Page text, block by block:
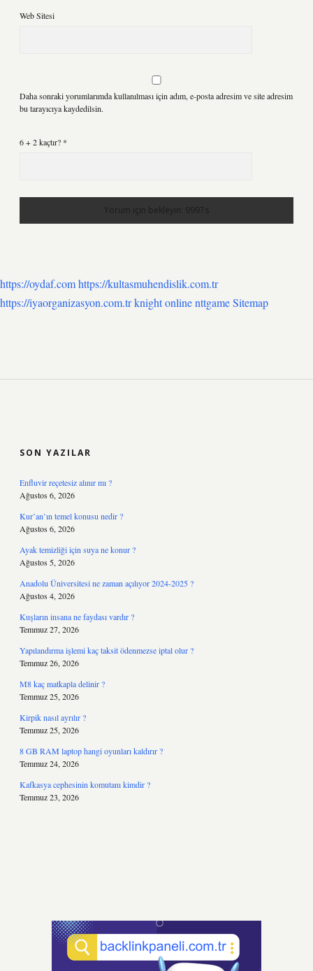
Web Sitesi
Daha sonraki yorumlarımda kullanılması için adım, e-posta adresim ve site adresim
bu tarayıcıya kaydedilsin.
6 + 2 kaçtır? *
https://oydaf.comhttps://kultasmuhendislik.com.tr
https://iyaorganizasyon.com.trknight onlinenttgameSitemap
SON YAZILAR
Enfluvir reçetesiz alınır mı ?
Ağustos 6, 2026
Kur’an’ın temel konusu nedir ?
Ağustos 6, 2026
Ayak temizliği için suya ne konur ?
Ağustos 5, 2026
Anadolu Üniversitesi ne zaman açılıyor 2024-2025 ?
Ağustos 4, 2026
Kuşların insana ne faydası vardır ?
Temmuz 27, 2026
Yapılandırma işlemi kaç taksit ödenmezse iptal olur ?
Temmuz 26, 2026
M8 kaç matkapla delinir ?
Temmuz 25, 2026
Kirpik nasıl ayrılır ?
Temmuz 25, 2026
8 GB RAM laptop hangi oyunları kaldırır ?
Temmuz 24, 2026
Kafkasya cephesinin komutanı kimdir ?
Temmuz 23, 2026